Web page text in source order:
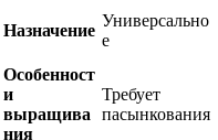
Назначение
Универсально
е
Особенност
и
выращива
ния
Требует
пасынкования